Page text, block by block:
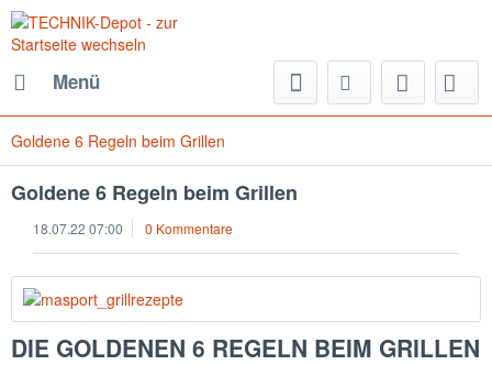
Menü
Goldene 6 Regeln beim Grillen
Goldene 6 Regeln beim Grillen
18.07.22 07:00 0 Kommentare
DIE GOLDENEN 6 REGELN BEIM GRILLEN